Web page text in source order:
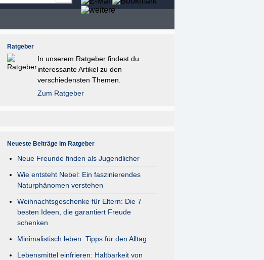
Ratgeber
In unserem Ratgeber findest du
interessante Artikel zu den
verschiedensten Themen.
Zum Ratgeber
Neueste Beiträge im Ratgeber
Neue Freunde finden als Jugendlicher
Wie entsteht Nebel: Ein faszinierendes
Naturphänomen verstehen
Weihnachtsgeschenke für Eltern: Die 7
besten Ideen, die garantiert Freude
schenken
Minimalistisch leben: Tipps für den Alltag
Lebensmittel einfrieren: Haltbarkeit von